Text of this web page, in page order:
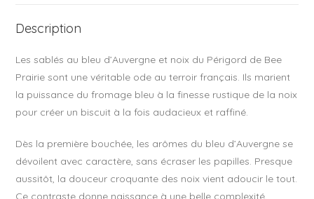
o
k
Description
Les sablés au bleu d’Auvergne et noix du Périgord de Bee
Prairie sont une véritable ode au terroir français. Ils marient
la puissance du fromage bleu à la finesse rustique de la noix
pour créer un biscuit à la fois audacieux et raffiné.
Dès la première bouchée, les arômes du bleu d’Auvergne se
dévoilent avec caractère, sans écraser les papilles. Presque
aussitôt, la douceur croquante des noix vient adoucir le tout.
Ce contraste donne naissance à une belle complexité,